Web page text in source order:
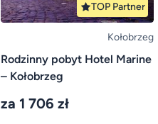
TOP Partner
Kołobrzeg
Rodzinny pobyt Hotel Marine
– Kołobrzeg
za 1 706 zł